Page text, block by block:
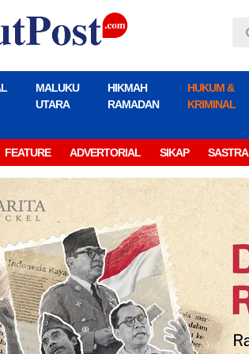
MALUKU
UTARA
HIKMAH
RAMADAN
HUKUM &
KRIMINAL
FEATURE ADVERTORIAL SIKAP SASTRA